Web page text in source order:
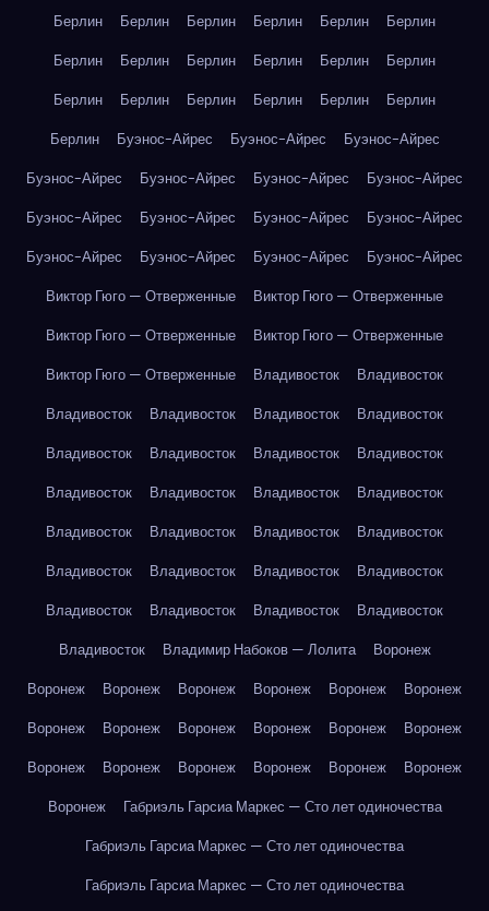
Берлин Берлин Берлин Берлин Берлин
Берлин
Берлин
Берлин Берлин Берлин Берлин
Берлин
Берлин
Берлин Берлин Берлин Берлин
Берлин
Берлин
Буэнос-Айрес Буэнос-Айрес
Буэнос-Айрес
Буэнос-Айрес
Буэнос-Айрес Буэнос-Айрес
Буэнос-Айрес
Буэнос-Айрес
Буэнос-Айрес Буэнос-Айрес
Буэнос-Айрес
Буэнос-Айрес
Буэнос-Айрес Буэнос-Айрес
Буэнос-Айрес
Виктор Гюго — Отверженные
Виктор Гюго — Отверженные
Виктор Гюго — Отверженные
Виктор Гюго — Отверженные
Виктор Гюго — Отверженные
Владивосток
Владивосток
Владивосток
Владивосток Владивосток
Владивосток
Владивосток
Владивосток Владивосток
Владивосток
Владивосток
Владивосток Владивосток
Владивосток
Владивосток
Владивосток Владивосток
Владивосток
Владивосток
Владивосток Владивосток
Владивосток
Владивосток
Владивосток Владивосток
Владивосток
Владивосток
Владимир Набоков — Лолита
Воронеж
Воронеж
Воронеж Воронеж Воронеж Воронеж
Воронеж
Воронеж
Воронеж Воронеж Воронеж Воронеж
Воронеж
Воронеж
Воронеж Воронеж Воронеж Воронеж
Воронеж
Воронеж
Габриэль Гарсиа Маркес — Сто лет одиночества
Габриэль Гарсиа Маркес — Сто лет одиночества
Габриэль Гарсиа Маркес — Сто лет одиночества